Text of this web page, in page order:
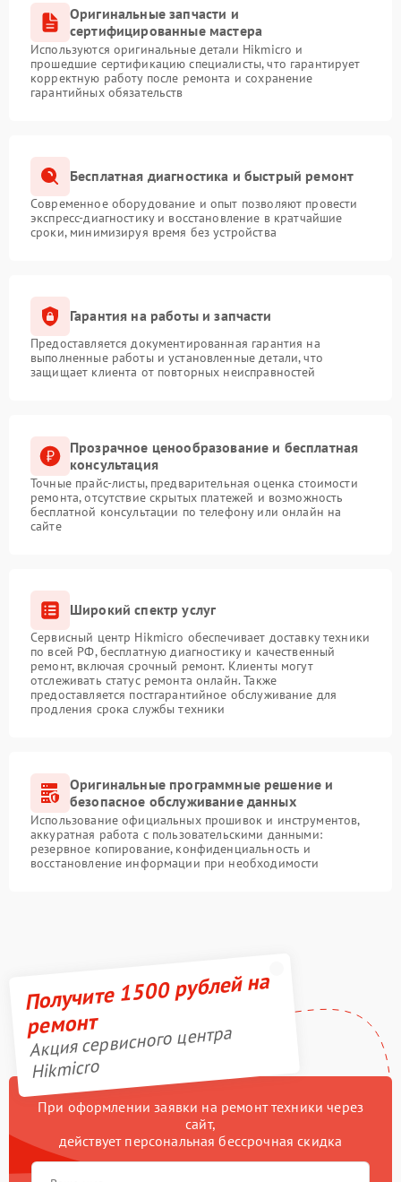
Оригинальные запчасти и
сертифицированные мастера
Используются оригинальные детали Hikmicro и
прошедшие сертификацию специалисты, что гарантирует
корректную работу после ремонта и сохранение
гарантийных обязательств
Бесплатная диагностика и быстрый ремонт
Современное оборудование и опыт позволяют провести
экспресс-диагностику и восстановление в кратчайшие
сроки, минимизируя время без устройства
Гарантия на работы и запчасти
Предоставляется документированная гарантия на
выполненные работы и установленные детали, что
защищает клиента от повторных неисправностей
Прозрачное ценообразование и бесплатная
консультация
Точные прайс-листы, предварительная оценка стоимости
ремонта, отсутствие скрытых платежей и возможность
бесплатной консультации по телефону или онлайн на
сайте
Широкий спектр услуг
Сервисный центр Hikmicro обеспечивает доставку техники
по всей РФ, бесплатную диагностику и качественный
ремонт, включая срочный ремонт. Клиенты могут
отслеживать статус ремонта онлайн. Также
предоставляется постгарантийное обслуживание для
продления срока службы техники
Оригинальные программные решение и
безопасное обслуживание данных
Использование официальных прошивок и инструментов,
аккуратная работа с пользовательскими данными:
резервное копирование, конфиденциальность и
восстановление информации при необходимости
Получите 1500 рублей на
ремонт
Акция сервисного центра
Hikmicro
При оформлении заявки на ремонт техники через
сайт,
действует персональная бессрочная скидка